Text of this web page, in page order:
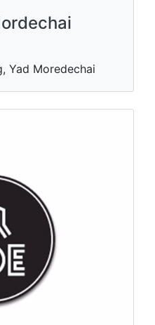
Yad Moredechai